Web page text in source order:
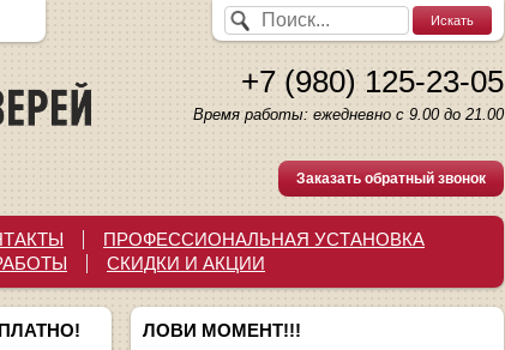
+7 (980) 125-23-05
Время работы: ежедневно с 9.00 до 21.00
Заказать обратный звонок
ПРОФЕССИОНАЛЬНАЯ УСТАНОВКА
СКИДКИ И АКЦИИ
ЛОВИ МОМЕНТ!!!